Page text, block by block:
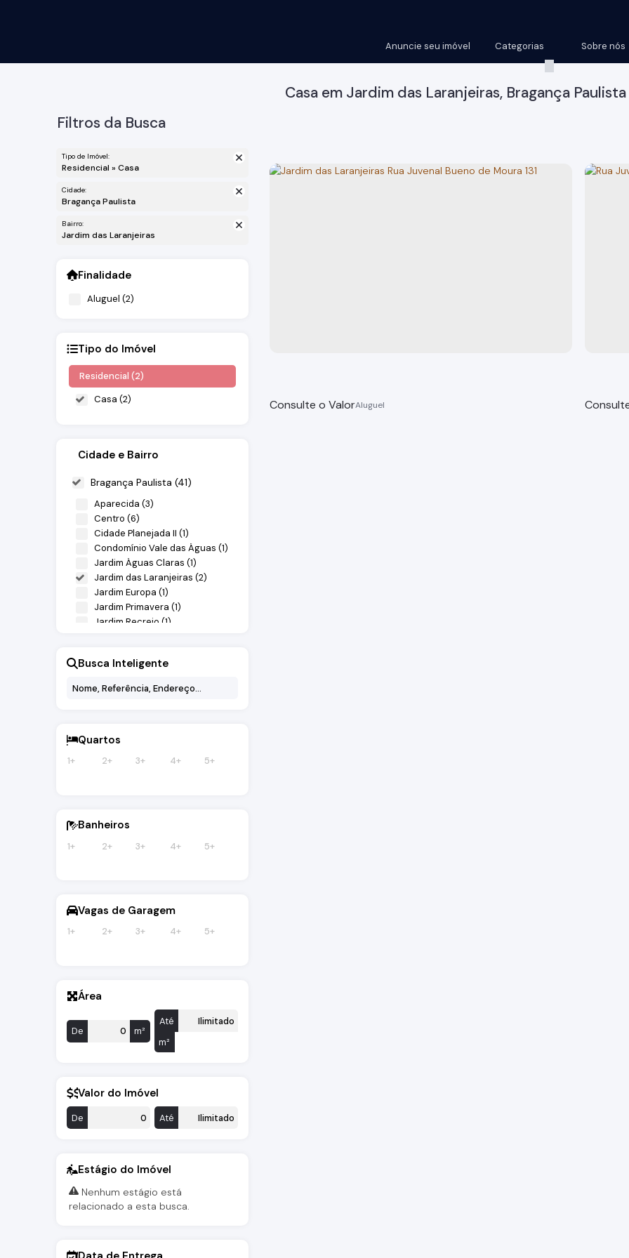
Sobre nós
Categorias
Anuncie seu imóvel
Casa em Jardim das Laranjeiras, Bragança
Filtros da Busca
Tipo de Imóvel:
Residencial » Casa
Cidade:
Bragança Paulista
Bairro:
Jardim das Laranjeiras
Finalidade
Aluguel (2)
Tipo do Imóvel
Residencial (2)
Casa (2)
Cidade e Bairro
Bragança Paulista (41)
Aparecida (3)
Centro (6)
Cidade Planejada II (1)
Condomínio Vale das Águas (1)
Jardim Águas Claras (1)
Jardim das Laranjeiras (2)
Jardim Europa (1)
Jardim Primavera (1)
Jardim Recreio (1)
Jardim São Lourenço (1)
Jardins (1)
Quintas de Bragança (2)
Busca Inteligente
Quartos
1+ 2+ 3+ 4+ 5+
Banheiros
1+ 2+ 3+ 4+ 5+
Vagas de Garagem
1+ 2+ 3+ 4+ 5+
Área
De m²
Até
m²
Valor do Imóvel
De Até
Estágio do Imóvel
Nenhum estágio está
relacionado a esta busca.
Consulte o Valor